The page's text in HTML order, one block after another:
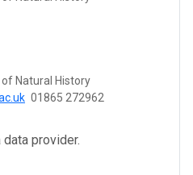
Natural History
01865 272962
provider.